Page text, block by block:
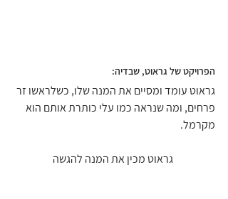
הפרויקט של גראוט, שבדיה:
גראוט עומד ומסיים את המנה שלו, כשלראשו זר
פרחים, ומה שנראה כמו עלי כותרת אותם הוא
מקרמל.